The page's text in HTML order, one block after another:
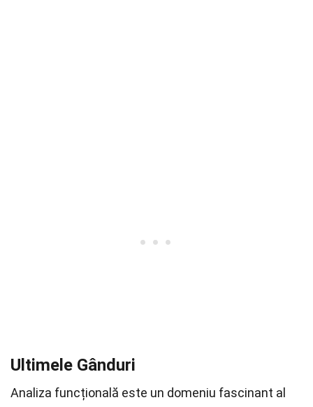
Ultimele Gânduri
Analiza funcțională este un domeniu fascinant al